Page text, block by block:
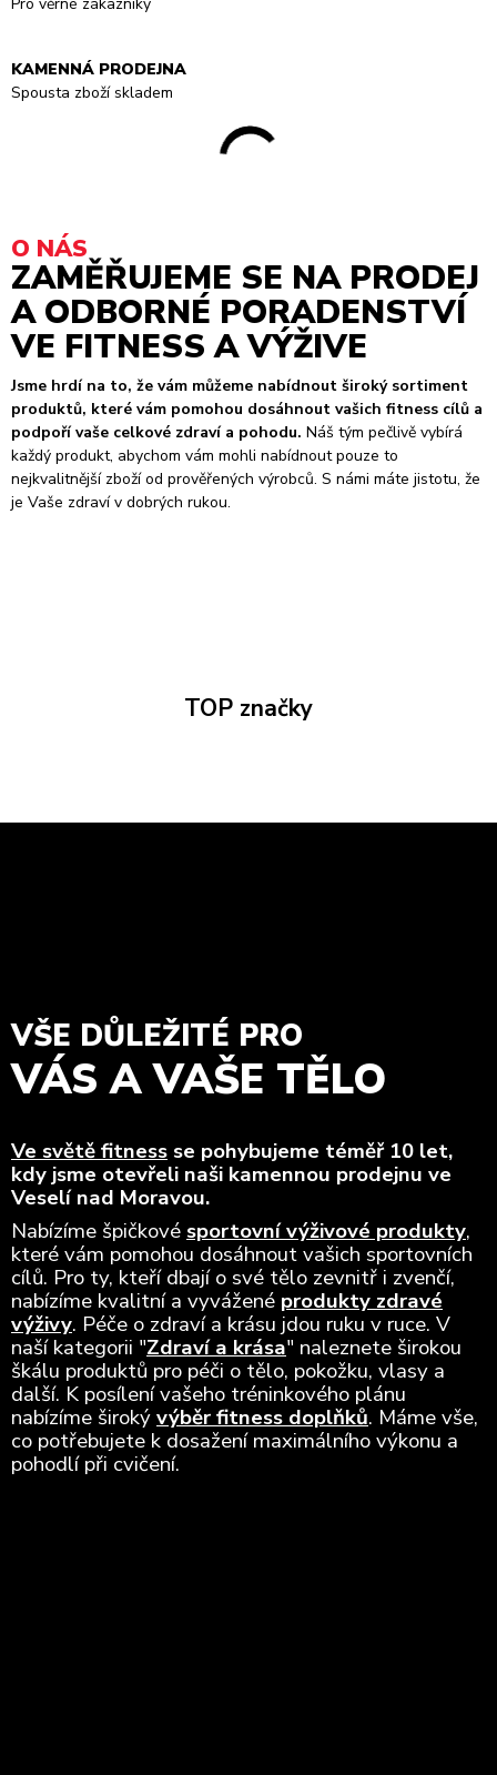
KAMENNÁ PRODEJNA
Spousta zboží skladem
O NÁS
ZAMĚŘUJEME SE NA PRODEJ
A ODBORNÉ PORADENSTVÍ
VE FITNESS A VÝŽIVE
Jsme hrdí na to, že vám můžeme nabídnout široký sortiment
produktů, které vám pomohou dosáhnout vašich fitness cílů a
podpoří vaše celkové zdraví a pohodu. Náš tým pečlivě vybírá
každý produkt, abychom vám mohli nabídnout pouze to
nejkvalitnější zboží od prověřených výrobců. S námi máte jistotu, že
je Vaše zdraví v dobrých rukou.
TOP značky
VŠE DŮLEŽITÉ PRO
VÁS A VAŠE TĚLO
Ve světě fitness se pohybujeme téměř 10 let,
kdy jsme otevřeli naši kamennou prodejnu ve
Veselí nad Moravou.
Nabízíme špičkové sportovní výživové produkty,
které vám pomohou dosáhnout vašich sportovních
cílů. Pro ty, kteří dbají o své tělo zevnitř i zvenčí,
nabízíme kvalitní a vyvážené produkty zdravé
výživy. Péče o zdraví a krásu jdou ruku v ruce. V
naší kategorii "Zdraví a krása" naleznete širokou
škálu produktů pro péči o tělo, pokožku, vlasy a
další. K posílení vašeho tréninkového plánu
nabízíme širokývýběr fitness doplňků. Máme vše,
co potřebujete k dosažení maximálního výkonu a
pohodlí při cvičení.